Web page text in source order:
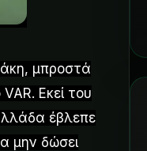
μπροστά
Εκεί του
έβλεπε
μην δώσει